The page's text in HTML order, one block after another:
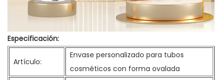
Especificación:
Artículo:
Envase personalizado para tubos
cosméticos con forma ovalada